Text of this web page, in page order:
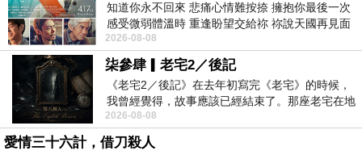
知道你永不回來 悲痛心情難按捺 擁抱你最後一次
感受微弱體溫時 重逢盼望交給祢 祢說天國再見面
此刻忍淚說別離 他日靈魂再
2026-08-08
柒參肆▎老宅2／後記
《老宅2／後記》在去年初寫完《老宅》的時候，
我曾經覺得，故事應該已經結束了。那座老宅在地
震中倒塌，七個人終於離開那片黑暗，
2026-08-08
愛情三十六計，借刀殺人